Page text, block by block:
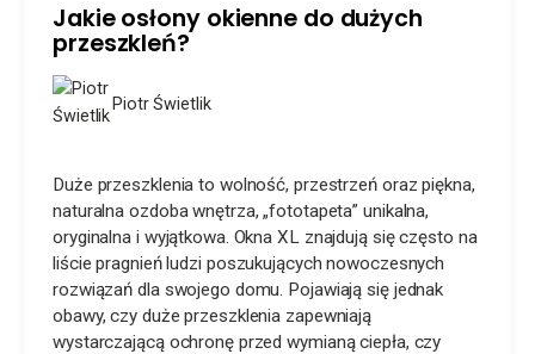
Jakie osłony okienne do dużych
przeszkleń?
Piotr Świetlik
Duże przeszklenia to wolność, przestrzeń oraz piękna,
naturalna ozdoba wnętrza, „fototapeta” unikalna,
oryginalna i wyjątkowa. Okna XL znajdują się często na
liście pragnień ludzi poszukujących nowoczesnych
rozwiązań dla swojego domu. Pojawiają się jednak
obawy, czy duże przeszklenia zapewniają
wystarczającą ochronę przed wymianą ciepła, czy